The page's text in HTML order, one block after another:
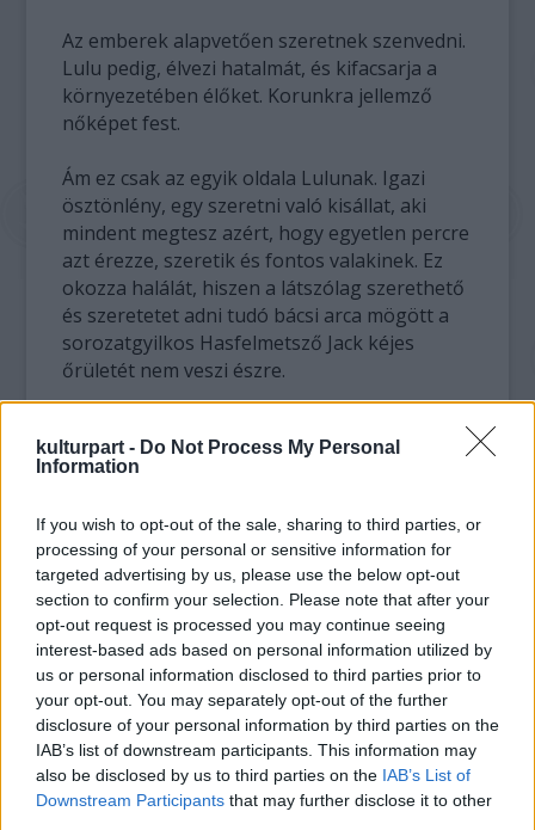
kulturpart - Do Not Process My Personal
Information
If you wish to opt-out of the sale, sharing to third parties, or
processing of your personal or sensitive information for
targeted advertising by us, please use the below opt-out
section to confirm your selection. Please note that after your
opt-out request is processed you may continue seeing
interest-based ads based on personal information utilized by
us or personal information disclosed to third parties prior to
your opt-out. You may separately opt-out of the further
disclosure of your personal information by third parties on the
IAB’s list of downstream participants. This information may
also be disclosed by us to third parties on the IAB’s List of
Downstream Participants that may further disclose it to other
Az emberek alapvetően szeretnek szenvedni.
Lulu pedig, élvezi hatalmát, és kifacsarja a
környezetében élőket. Korunkra jellemző
nőképet fest.
Ám ez csak az egyik oldala Lulunak. Igazi
ösztönlény, egy szeretni való kisállat, aki
mindent megtesz azért, hogy egyetlen percre
azt érezze, szeretik és fontos valakinek. Ez
okozza halálát, hiszen a látszólag szerethető
és szeretetet adni tudó bácsi arca mögött a
sorozatgyilkos Hasfelmetsző Jack kéjes
őrületét nem veszi észre.
viselkedése. Kétségbeesetten keresi az apa-
képet, egész életében olyan férfira vágyik, aki
képes szeretni, ám e helyett csak segítségre
szoruló és anyapótlékot kereső kisfiúkba
botlik.
A Pesti Színház előadásában tökéletesen
érthető Lulu mindkét megközelítése. Ahogy
haladunk az előadásban, annál inkább válik
szerethetővé a lány. Eszenyi Enikő ezer
százalékkal ég, végigéli a három órát, az este
csak róla szól.